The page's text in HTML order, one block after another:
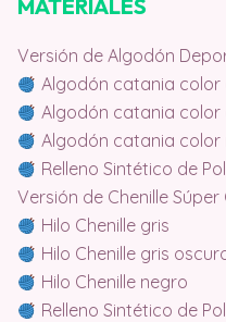
MATERIALES
Versión de Algodón
Algodón catania color
Algodón catania color
Algodón catania color
Relleno Sintético de
Versión de Chenille
Hilo Chenille gris
Hilo Chenille gris
Hilo Chenille negro
Relleno Sintético de